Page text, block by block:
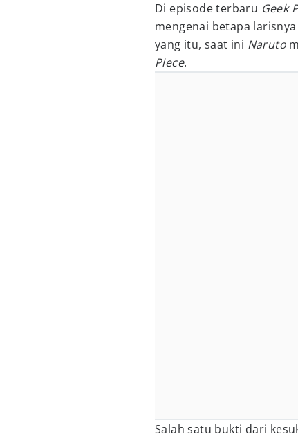
Di episode terbaru Geek
mengenai betapa larisnya
yang itu, saat ini Naruto
Piece.
Salah satu bukti dari